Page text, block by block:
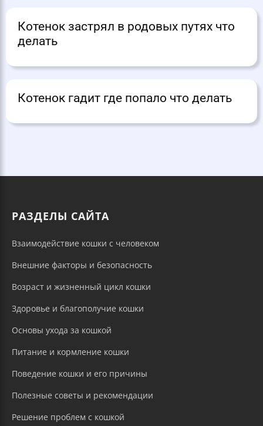
Котенок застрял в родовых путях что
делать
Котенок гадит где попало что делать
РАЗДЕЛЫ САЙТА
Взаимодействие кошки с человеком
Внешние факторы и безопасность
Возраст и жизненный цикл кошки
Здоровье и благополучие кошки
Основы ухода за кошкой
Питание и кормление кошки
Поведение кошки и его причины
Полезные советы и рекомендации
Решение проблем с кошкой